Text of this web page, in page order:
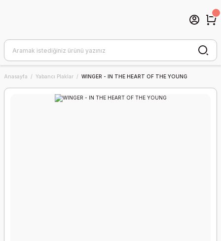
Anasayfa Yabancı Plaklar WINGER - IN THE HEART OF THE YOUNG